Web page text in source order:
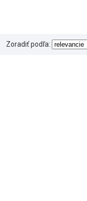
Zoradiť podľa: